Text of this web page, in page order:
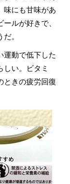
味にも甘味があ
ルが好きで、
。
動で低下した
しい。ビタミ
ときの疲労回復